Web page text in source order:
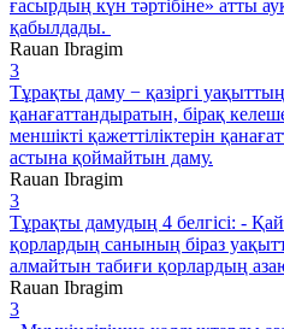
ғасырдың күн тәртібіне» атты
қабылдады.
Rauan Ibragim
3
Тұрақты даму − қазіргі уақыттың
қанағаттандыратын, бірақ
меншікті қажеттіліктерін
астына қоймайтын даму.
Rauan Ibragim
3
Тұрақты дамудың 4 белгісі: -
қорлардың санының біраз
алмайтын табиғи қорлардың
Rauan Ibragim
3